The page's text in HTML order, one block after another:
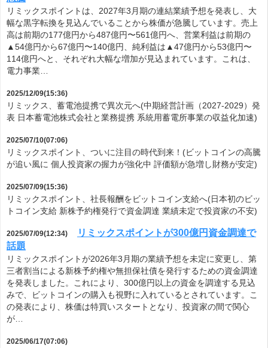
リミックスポイントは、2027年3月期の連結業績予想を発表し、大
幅な黒字転換を見込んでいることから株価が急騰しています。売上
高は前期の177億円から487億円〜561億円へ、営業利益は前期の
▲54億円から67億円〜140億円、純利益は▲47億円から53億円〜
114億円へと、それぞれ大幅な増加が見込まれています。これは、
電力事業…
2025/12/09(15:36)
リミックス、蓄電池提携で異次元へ(中期経営計画（2027-2029）発
表 日本蓄電池株式会社と業務提携 系統用蓄電所事業の収益化加速)
2025/07/10(07:06)
リミックスポイント、ついに注目の時代到来！(ビットコインの高騰
が追い風に 個人投資家の握力が強化中 評価額が急増し財務が安定)
2025/07/09(15:36)
リミックスポイント、社長報酬をビットコイン支給へ(日本初のビッ
トコイン支給 新株予約権発行で資金調達 業績未定で投資家の不安)
2025/07/09(12:34)
リミックスポイントが300億円資金調達で
話題
リミックスポイントが2026年3月期の業績予想を未定に変更し、第
三者割当による新株予約権や無担保社債を発行するための資金調達
を発表しました。これにより、300億円以上の資金を調達する見込
みで、ビットコインの購入も視野に入れているとされています。こ
の発表により、株価は特買いスタートとなり、投資家の間で関心
が…
2025/06/17(07:06)